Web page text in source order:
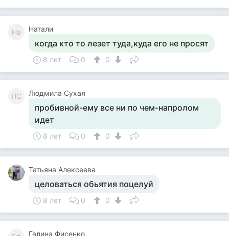
На Натали
когда кто то лезет туда,куда его не просят
8 лет 0 0
ЛС Людмила Сухая
пробивной-ему все ни по чем-напролом
идет
8 лет 0 0
Татьяна Алексеева
целоваться обьятия поцелуй
8 лет 0 0
Галина Фисенко